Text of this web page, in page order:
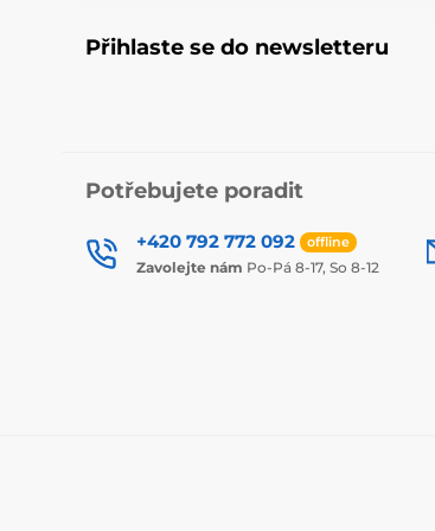
Přihlaste se do newsletteru
Potřebujete poradit
+420 792 772 092 offline
Zavolejte nám Po-Pá 8-17, So 8-12